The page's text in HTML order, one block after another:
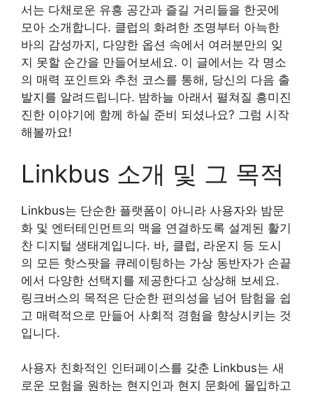
서는 다채로운 유흥 공간과 즐길 거리들을 한곳에
모아 소개합니다. 클럽의 화려한 조명부터 아늑한
바의 감성까지, 다양한 옵션 속에서 여러분만의 잊
지 못할 순간을 만들어보세요. 이 글에서는 각 명소
의 매력 포인트와 추천 코스를 통해, 당신의 다음 출
발지를 알려드립니다. 밤하늘 아래서 펼쳐질 흥미진
진한 이야기에 함께 하실 준비 되셨나요? 그럼 시작
해볼까요!
Linkbus 소개 및 그 목적
Linkbus는 단순한 플랫폼이 아니라 사용자와 밤문
화 및 엔터테인먼트의 맥을 연결하도록 설계된 활기
찬 디지털 생태계입니다. 바, 클럽, 라운지 등 도시
의 모든 핫스팟을 큐레이팅하는 가상 동반자가 손끝
에서 다양한 선택지를 제공한다고 상상해 보세요.
링크버스의 목적은 단순한 편의성을 넘어 탐험을 쉽
고 매력적으로 만들어 사회적 경험을 향상시키는 것
입니다.
사용자 친화적인 인터페이스를 갖춘 Linkbus는 새
로운 모험을 원하는 현지인과 현지 문화에 몰입하고